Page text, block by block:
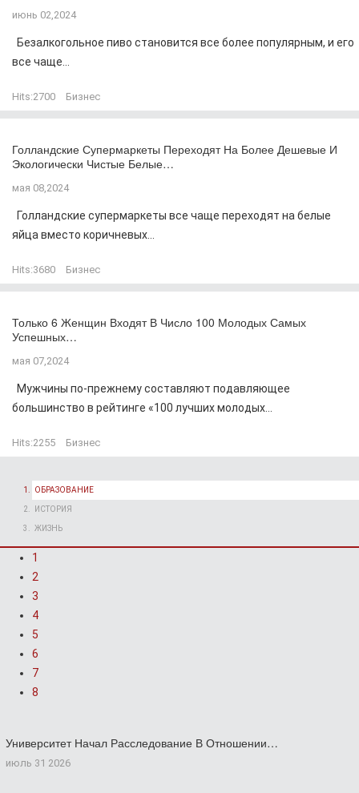
июнь 02,2024
Безалкогольное пиво становится все более популярным, и его
все чаще...
Hits:2700 Бизнес
Голландские Супермаркеты Переходят На Более Дешевые И
Экологически Чистые Белые…
мая 08,2024
Голландские супермаркеты все чаще переходят на белые
яйца вместо коричневых...
Hits:3680 Бизнес
Только 6 Женщин Входят В Число 100 Молодых Самых
Успешных…
мая 07,2024
Мужчины по-прежнему составляют подавляющее
большинство в рейтинге «100 лучших молодых...
Hits:2255 Бизнес
ОБРАЗОВАНИЕ
ИСТОРИЯ
ЖИЗНЬ
1
2
3
4
5
6
7
8
Университет Начал Расследование В Отношении…
июль 31 2026